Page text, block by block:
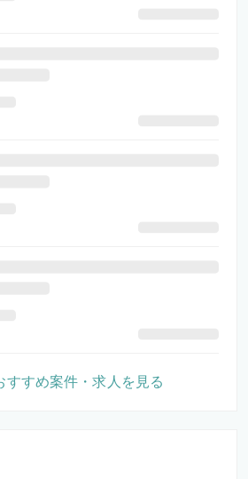
すすめ案件・求人を見る